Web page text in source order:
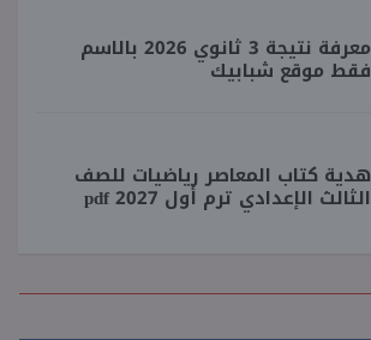
معرفة نتيجة 3 ثانوي 2026 بالاسم
فقط موقع شبابيك
هدية كتاب المعاصر رياضيات للصف
الثالث الإعدادي ترم أول 2027 pdf